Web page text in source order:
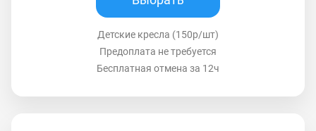
Детские кресла (150р/шт)
Предоплата не требуется
Бесплатная отмена за 12ч